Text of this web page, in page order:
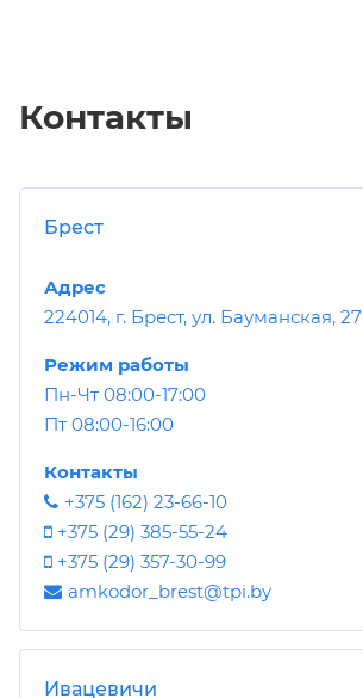
Контакты
Брест
Адрес
224014, г. Брест, ул. Бауманская, 27
Режим работы
Пн-Чт 08:00-17:00
Пт 08:00-16:00
Контакты
+375 (162) 23-66-10
+375 (29) 385-55-24
+375 (29) 357-30-99
amkodor_brest@tpi.by
Ивацевичи